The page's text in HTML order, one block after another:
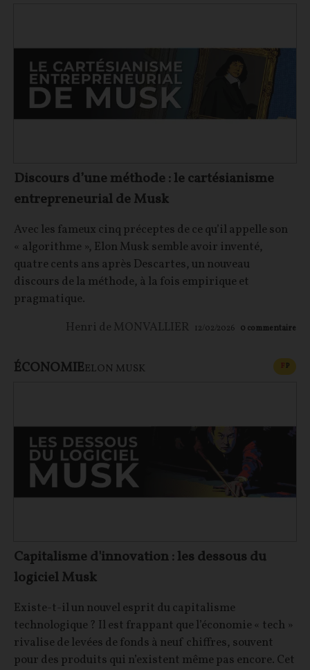
Discours d’une méthode : le cartésianisme
entrepreneurial de Musk
Avec les fameux cinq préceptes de ce qu’il appelle son
« algorithme », Elon Musk semble avoir inventé,
quatre cents ans après Descartes, un nouveau
discours de la méthode, à la fois empirique et
pragmatique.
Henri de MONVALLIER 12/02/2026 0 commentaire
ÉCONOMIEELON MUSK FP
Capitalisme d'innovation : les dessous du
logiciel Musk
Existe-t-il un nouvel esprit du capitalisme
technologique ? Il est frappant que l’économie « tech »
rivalise de levées de fonds à neuf chiffres, souvent
pour des produits qui n’existent même pas encore. Cet